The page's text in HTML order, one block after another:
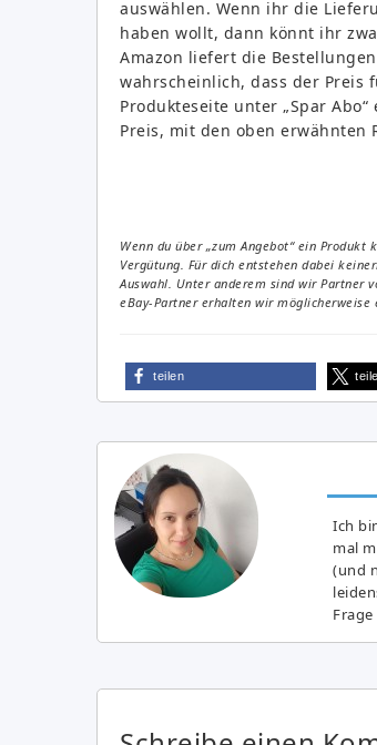
auswählen. Wenn ihr die
haben wollt, dann könnt ihr
Amazon liefert die
wahrscheinlich, dass der
Produkteseite unter „Spar
Preis, mit den oben erwähnten
Wenn du über „zum Angebot“ ein
Vergütung. Für dich entstehen dabei
Auswahl. Unter anderem sind wir Partner
eBay-Partner erhalten wir möglicherweise
teilen
Ich
mal
(und